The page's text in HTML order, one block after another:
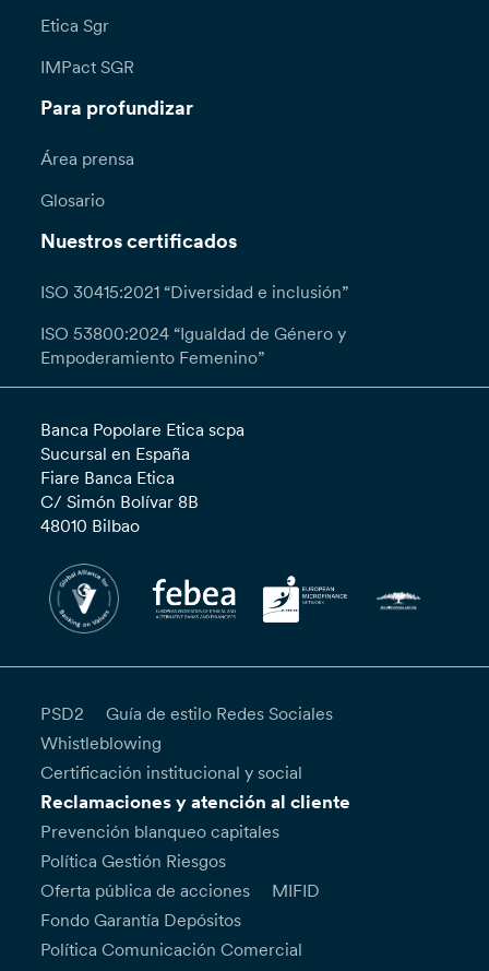
Etica Sgr
IMPact SGR
Para profundizar
Área prensa
Glosario
Nuestros certificados
ISO 30415:2021 “Diversidad e inclusión”
ISO 53800:2024 “Igualdad de Género y
Empoderamiento Femenino”
Banca Popolare Etica scpa
Sucursal en España
Fiare Banca Etica
C/ Simón Bolívar 8B
48010 Bilbao
PSD2
Guía de estilo Redes Sociales
Whistleblowing
Certificación institucional y social
Reclamaciones y atención al cliente
Prevención blanqueo capitales
Política Gestión Riesgos
Oferta pública de acciones
MIFID
Fondo Garantía Depósitos
Política Comunicación Comercial